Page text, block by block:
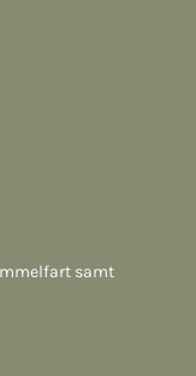
samt